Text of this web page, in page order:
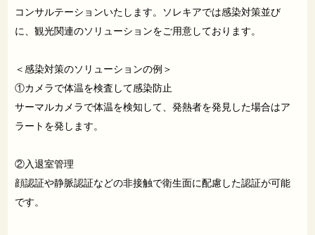
コンサルテーションいたします。ソレキアでは感染対策並び
に、観光関連のソリューションをご用意しております。
＜感染対策のソリューションの例＞
①カメラで体温を検査して感染防止
サーマルカメラで体温を検知して、発熱者を発見した場合はア
ラートを発します。
②入退室管理
顔認証や静脈認証などの非接触で衛生面に配慮した認証が可能
です。